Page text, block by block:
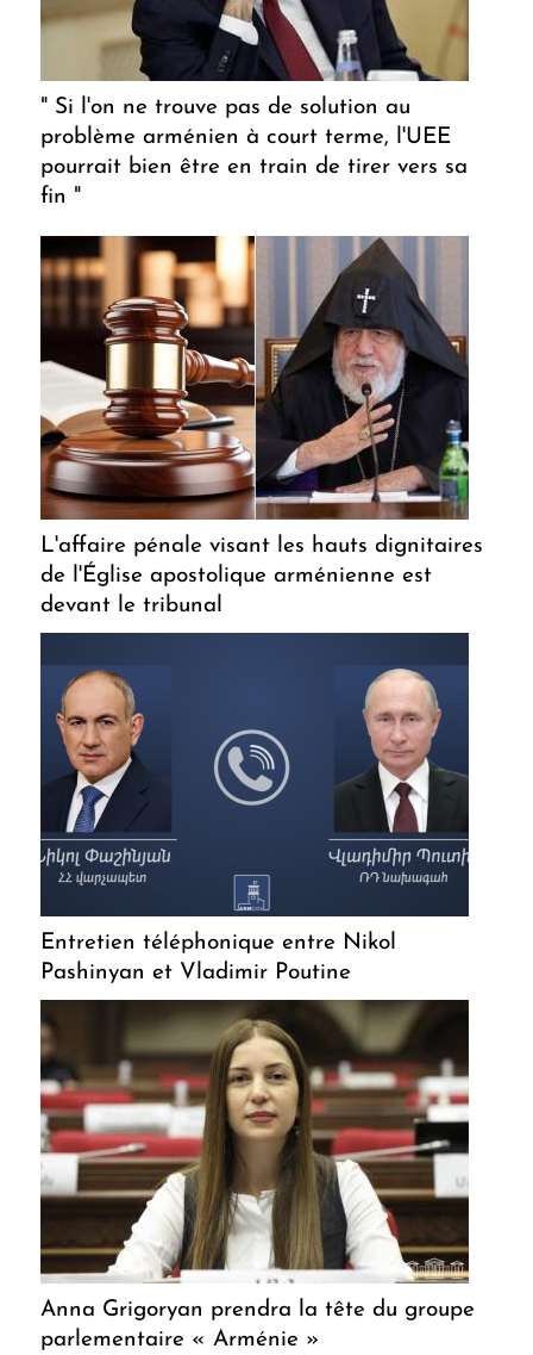
" Si l'on ne trouve pas de solution au
problème arménien à court terme, l'UEE
pourrait bien être en train de tirer vers sa
fin "
L'affaire pénale visant les hauts dignitaires
de l'Église apostolique arménienne est
devant le tribunal
Entretien téléphonique entre Nikol
Pashinyan et Vladimir Poutine
Anna Grigoryan prendra la tête du groupe
parlementaire « Arménie »